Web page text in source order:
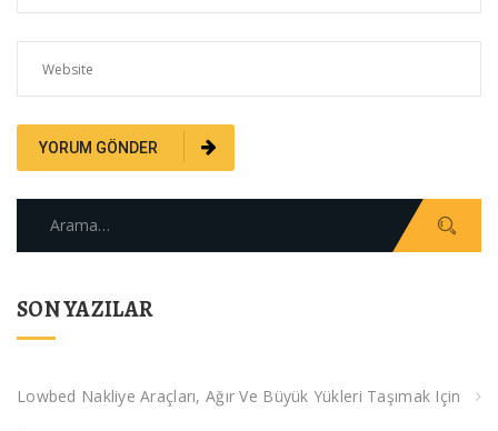
SON YAZILAR
Lowbed Nakliye Araçları, Ağır Ve Büyük Yükleri Taşımak Için